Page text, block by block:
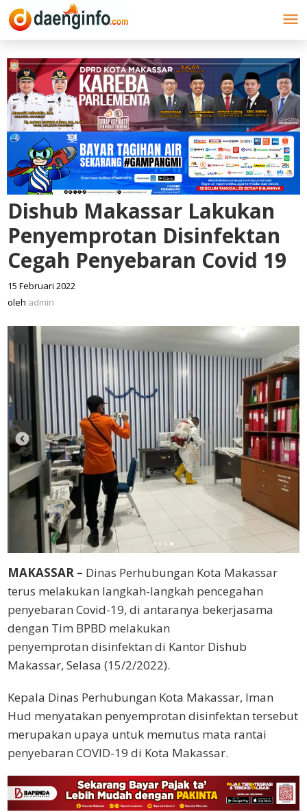
Lewati
ke
Dishub Makassar Lakukan
Penyemprotan Disinfektan
Cegah Penyebaran Covid 19
15 Februari 2022
oleh admin
MAKASSAR – Dinas Perhubungan Kota Makassar
terus melakukan langkah-langkah pencegahan
penyebaran Covid-19, di antaranya bekerjasama
dengan Tim BPBD melakukan
penyemprotan disinfektan di Kantor Dishub
Makassar, Selasa (15/2/2022).
Kepala Dinas Perhubungan Kota Makassar, Iman
Hud menyatakan penyemprotan disinfektan tersebut
merupakan upaya untuk memutus mata rantai
penyebaran COVID-19 di Kota Makassar.